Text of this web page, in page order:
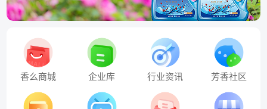
香么商城 企业库 行业资讯 芳香社区